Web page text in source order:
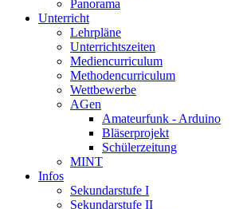
Panorama
Unterricht
Lehrpläne
Unterrichtszeiten
Mediencurriculum
Methodencurriculum
Wettbewerbe
AGen
Amateurfunk - Arduino
Bläserprojekt
Schülerzeitung
MINT
Infos
Sekundarstufe I
Sekundarstufe II